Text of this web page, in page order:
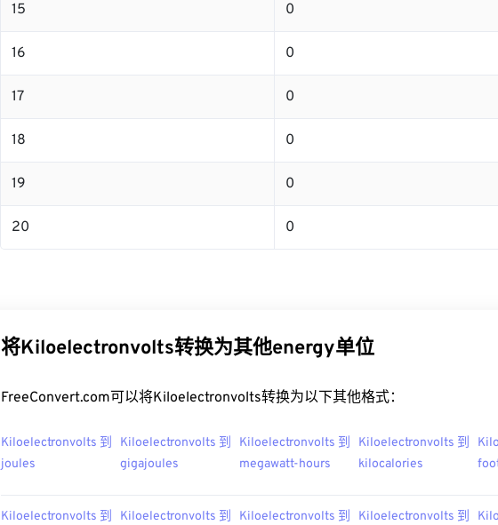
15 0
16 0
17 0
18 0
19 0
20 0
将Kiloelectronvolts转换为其他energy单位
FreeConvert.com可以将Kiloelectronvolts转换为以下其他格式：
Kiloelectronvolts 到
joules
Kiloelectronvolts 到
gigajoules
Kiloelectronvolts 到
megawatt-hours
Kiloelectronvolts 到
kilocalories
Kiloelectronvolts 到
Kiloelectronvolts 到
Kiloelectronvolts 到
Kiloelectronvolts 到